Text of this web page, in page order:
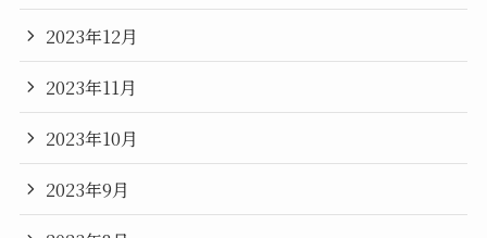
2023年12月
2023年11月
2023年10月
2023年9月